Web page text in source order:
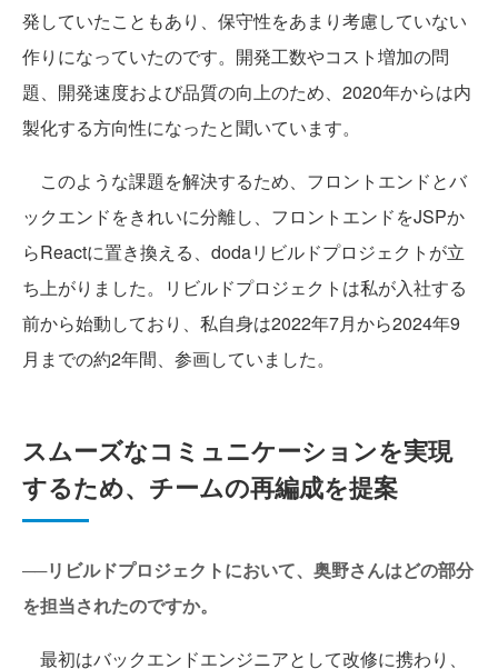
発していたこともあり、保守性をあまり考慮していない
作りになっていたのです。開発工数やコスト増加の問
題、開発速度および品質の向上のため、2020年からは内
製化する方向性になったと聞いています。
このような課題を解決するため、フロントエンドとバ
ックエンドをきれいに分離し、フロントエンドをJSPか
らReactに置き換える、dodaリビルドプロジェクトが立
ち上がりました。リビルドプロジェクトは私が入社する
前から始動しており、私自身は2022年7月から2024年9
月までの約2年間、参画していました。
スムーズなコミュニケーションを実現
するため、チームの再編成を提案
──リビルドプロジェクトにおいて、奥野さんはどの部分
を担当されたのですか。
最初はバックエンドエンジニアとして改修に携わり、